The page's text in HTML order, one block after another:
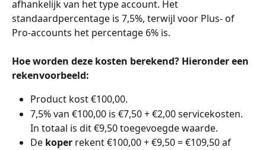
afhankelijk van het type account. Het
standaardpercentage is 7,5%, terwijl voor Plus- of
Pro-accounts het percentage 6% is.
Hoe worden deze kosten berekend? Hieronder een
rekenvoorbeeld:
Product kost €100,00.
7,5% van €100,00 is €7,50 + €2,00 servicekosten.
In totaal is dit €9,50 toegevoegde waarde.
De koper rekent €100,00 + €9,50 = €109,50 af